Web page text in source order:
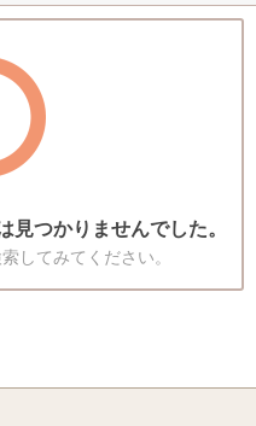
見つかりませんでした。
してみてください。